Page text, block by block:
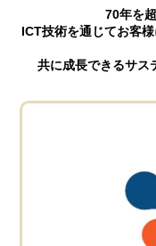
70年を
ICT技術を通じてお客
共に成長できるサス